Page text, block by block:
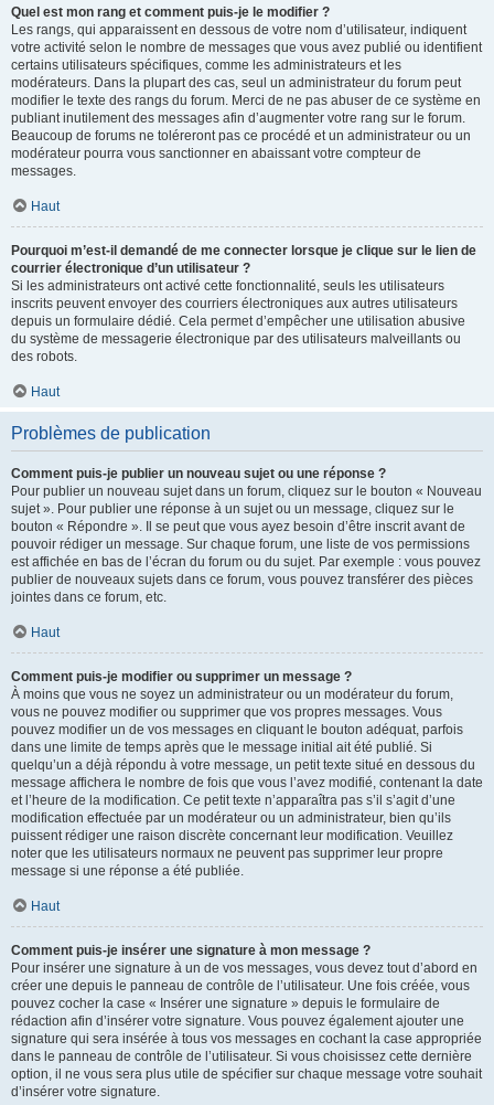
Quel est mon rang et comment puis-je le modifier ?
Les rangs, qui apparaissent en dessous de votre nom d’utilisateur, indiquent
votre activité selon le nombre de messages que vous avez publié ou identifient
certains utilisateurs spécifiques, comme les administrateurs et les
modérateurs. Dans la plupart des cas, seul un administrateur du forum peut
modifier le texte des rangs du forum. Merci de ne pas abuser de ce système en
publiant inutilement des messages afin d’augmenter votre rang sur le forum.
Beaucoup de forums ne toléreront pas ce procédé et un administrateur ou un
modérateur pourra vous sanctionner en abaissant votre compteur de
messages.
Haut
Pourquoi m’est-il demandé de me connecter lorsque je clique sur le lien de
courrier électronique d’un utilisateur ?
Si les administrateurs ont activé cette fonctionnalité, seuls les utilisateurs
inscrits peuvent envoyer des courriers électroniques aux autres utilisateurs
depuis un formulaire dédié. Cela permet d’empêcher une utilisation abusive
du système de messagerie électronique par des utilisateurs malveillants ou
des robots.
Haut
Problèmes de publication
Comment puis-je publier un nouveau sujet ou une réponse ?
Pour publier un nouveau sujet dans un forum, cliquez sur le bouton « Nouveau
sujet ». Pour publier une réponse à un sujet ou un message, cliquez sur le
bouton « Répondre ». Il se peut que vous ayez besoin d’être inscrit avant de
pouvoir rédiger un message. Sur chaque forum, une liste de vos permissions
est affichée en bas de l’écran du forum ou du sujet. Par exemple : vous pouvez
publier de nouveaux sujets dans ce forum, vous pouvez transférer des pièces
jointes dans ce forum, etc.
Haut
Comment puis-je modifier ou supprimer un message ?
À moins que vous ne soyez un administrateur ou un modérateur du forum,
vous ne pouvez modifier ou supprimer que vos propres messages. Vous
pouvez modifier un de vos messages en cliquant le bouton adéquat, parfois
dans une limite de temps après que le message initial ait été publié. Si
quelqu’un a déjà répondu à votre message, un petit texte situé en dessous du
message affichera le nombre de fois que vous l’avez modifié, contenant la date
et l’heure de la modification. Ce petit texte n’apparaîtra pas s’il s’agit d’une
modification effectuée par un modérateur ou un administrateur, bien qu’ils
puissent rédiger une raison discrète concernant leur modification. Veuillez
noter que les utilisateurs normaux ne peuvent pas supprimer leur propre
message si une réponse a été publiée.
Haut
Comment puis-je insérer une signature à mon message ?
Pour insérer une signature à un de vos messages, vous devez tout d’abord en
créer une depuis le panneau de contrôle de l’utilisateur. Une fois créée, vous
pouvez cocher la case « Insérer une signature » depuis le formulaire de
rédaction afin d’insérer votre signature. Vous pouvez également ajouter une
signature qui sera insérée à tous vos messages en cochant la case appropriée
dans le panneau de contrôle de l’utilisateur. Si vous choisissez cette dernière
option, il ne vous sera plus utile de spécifier sur chaque message votre souhait
d’insérer votre signature.